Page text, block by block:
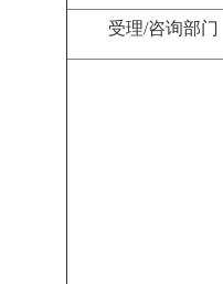
受理/咨询部门